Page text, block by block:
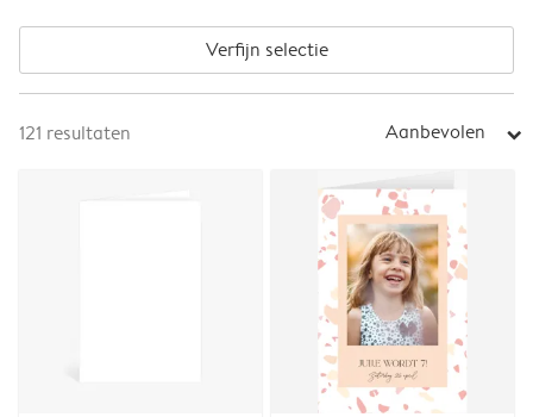
Verfijn selectie
121 resultaten Aanbevolen arrow_right